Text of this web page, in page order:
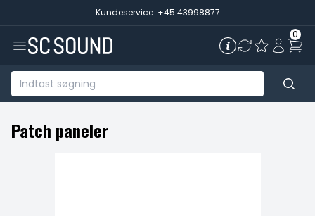
Kundeservice: +45 43998877
0
Patch paneler